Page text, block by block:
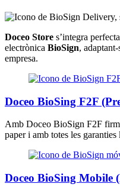
Doceo Store s’integra
electrònica BioSign,
empresa.
Doceo BioSing F2F
Amb Doceo BioSign F2F
paper i amb totes les garanties
Doceo BioSing Mobile